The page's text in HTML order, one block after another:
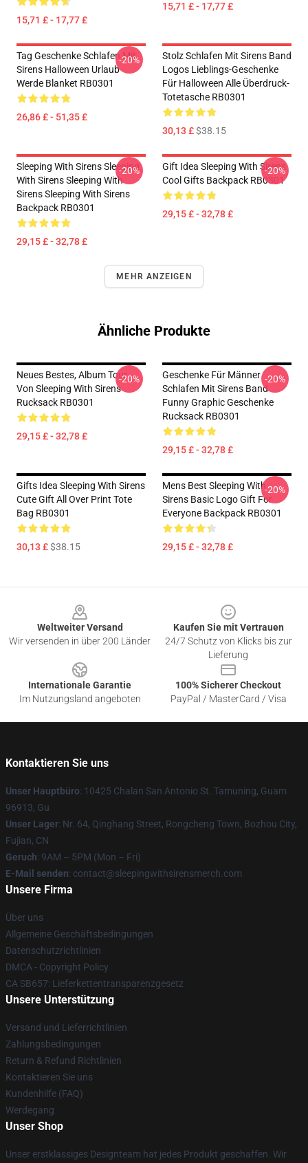
15,71 £ - 17,77 £
15,71 £ - 17,77 £
Tag Geschenke Schlafen Mit
Sirens Halloween Urlaub
Werde Blanket RB0301
26,86 £ - 51,35 £
-20%
Stolz Schlafen Mit Sirens Band
Logos Lieblings-Geschenke
Für Halloween Alle Überdruck-
Totetasche RB0301
30,13 £$38.15
Sleeping With Sirens Sleeping
With Sirens Sleeping With
Sirens Sleeping With Sirens
Backpack RB0301
29,15 £ - 32,78 £
-20%
Gift Idea Sleeping With Sirens
Cool Gifts Backpack RB0301
29,15 £ - 32,78 £
-20%
MEHR ANZEIGEN
Ähnliche Produkte
Neues Bestes, Album Tour
Von Sleeping With Sirens
Rucksack RB0301
29,15 £ - 32,78 £
-20%
Geschenke Für Männer
Schlafen Mit Sirens Band
Funny Graphic Geschenke
Rucksack RB0301
29,15 £ - 32,78 £
-20%
Gifts Idea Sleeping With Sirens
Cute Gift All Over Print Tote
Bag RB0301
30,13 £$38.15
Mens Best Sleeping With
Sirens Basic Logo Gift For
Everyone Backpack RB0301
29,15 £ - 32,78 £
-20%
Weltweiter Versand
Wir versenden in über 200 Länder
Kaufen Sie mit Vertrauen
24/7 Schutz von Klicks bis zur
Lieferung
Internationale Garantie
Im Nutzungsland angeboten
100% Sicherer Checkout
PayPal / MasterCard / Visa
Kontaktieren Sie uns
Unser Hauptbüro: 10425 Chalan San Antonio St. Tamuning, Guam
96913, Gu
Unser Lager: Nr. 64, Qinghang Street, Rongcheng Town, Bozhou City,
Fujian, CN
Geruch: 9AM – 5PM (Mon – Fri)
E-Mail senden: contact@sleepingwithsirensmerch.com
Unsere Firma
Über uns
Allgemeine Geschäftsbedingungen
Datenschutzrichtlinien
DMCA - Copyright Policy
CA SB657: Lieferkettentransparenzgesetz
Unsere Unterstützung
Versand und Lieferrichtlinien
Zahlungsbedingungen
Return & Refund Richtlinien
Kontaktieren Sie uns
Kundenhilfe (FAQ)
Werdegang
Unser Shop
Unser erstklassiges Designteam hat jedes Produkt geschaffen. Wir